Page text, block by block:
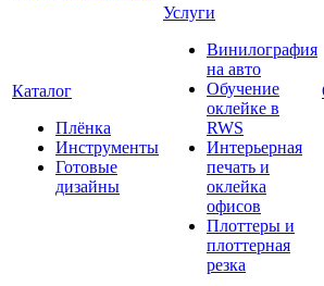
Каталог
Плёнка
Инструменты
Готовые
дизайны
Услуги
Винилография
на авто
Обучение
оклейке в
RWS
Интерьерная
печать и
оклейка
офисов
Плоттеры и
плоттерная
резка